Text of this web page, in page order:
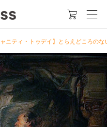

ャニティ・トゥデイ】とらえどころ